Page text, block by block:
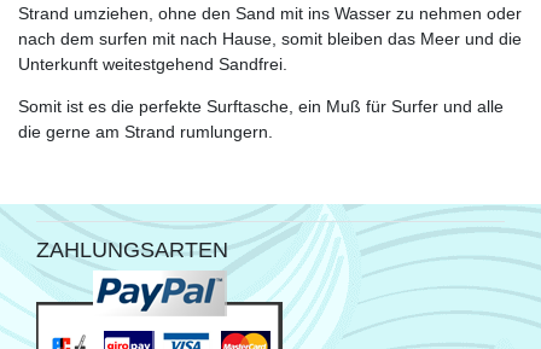
Strand umziehen, ohne den Sand mit ins Wasser zu nehmen oder
nach dem surfen mit nach Hause, somit bleiben das Meer und die
Unterkunft weitestgehend Sandfrei.
Somit ist es die perfekte Surftasche, ein Muß für Surfer und alle
die gerne am Strand rumlungern.
ZAHLUNGSARTEN